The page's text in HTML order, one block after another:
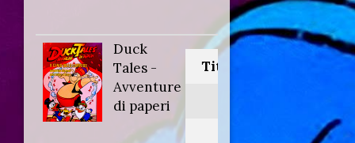
Duck
Tales -
Avventure
di paperi
Titolo originale: